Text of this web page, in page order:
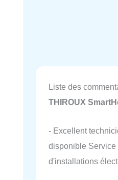
Liste des
THIROUX
- Excellent
disponible Service
d'installations